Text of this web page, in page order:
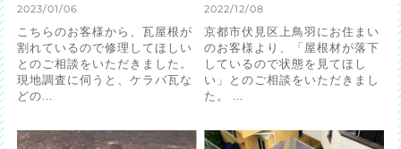
2023/01/06
こちらのお客様から、瓦屋根が
割れているので修理してほしい
とのご相談をいただきました。
現地調査に伺うと、ケラバ瓦な
どの...
2022/12/08
京都市伏見区上鳥羽にお住まい
のお客様より、「屋根材が落下
しているので状態を見てほし
い」とのご相談をいただきまし
た。 ...